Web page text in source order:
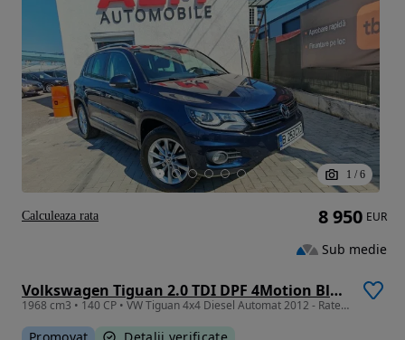
1 / 6
Volkswagen Tiguan 2.0 TDI DPF 4Motion BlueMotion Technology DSG Track & Style
1968 cm3 • 140 CP • VW Tiguan 4x4 Diesel Automat 2012 - Rate / Credit / Garantie
Promovat Detalii verificate
8 950 EUR
Sub medie
Calculeaza rata